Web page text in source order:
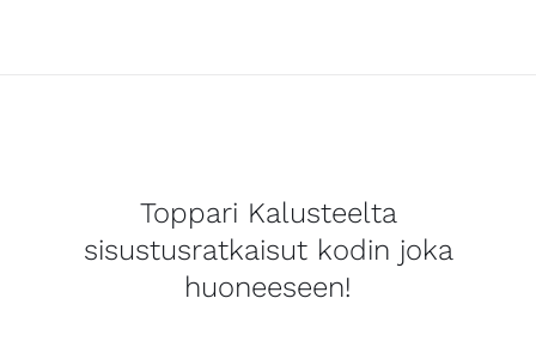
Toppari Kalusteelta
sisustusratkaisut kodin joka
huoneeseen!